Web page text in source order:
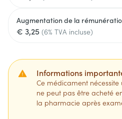
Augmentation de la
€ 3,25 (6% TVA incluse)
Informations
Ce médicament
ne peut pas être acheté
la pharmacie après